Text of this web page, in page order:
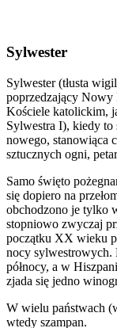
Sylwester
Sylwester (tłusta
poprzedzający
Kościele katolickim,
Sylwestra I), kiedy to
nowego, stanowiąca
sztucznych ogni,
Samo święto
się dopiero na
obchodzono je tylko
stopniowo zwyczaj
początku XX wieku
nocy sylwestrowych.
północy, a w
zjada się jedno
W wielu państwach
wtedy szampan.